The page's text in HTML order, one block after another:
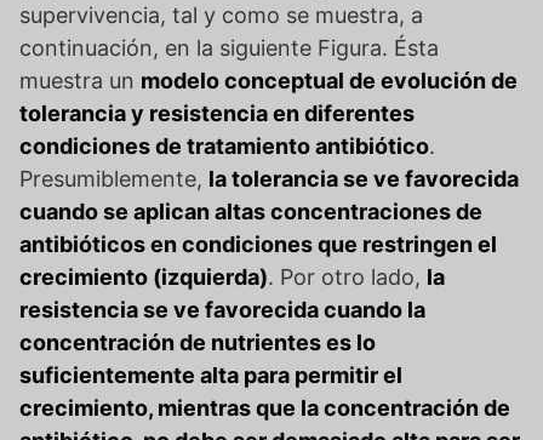
supervivencia, tal y como se muestra, a
continuación, en la siguiente Figura. Ésta
muestra un modelo conceptual de evolución de
tolerancia y resistencia en diferentes
condiciones de tratamiento antibiótico.
Presumiblemente, la tolerancia se ve favorecida
cuando se aplican altas concentraciones de
antibióticos en condiciones que restringen el
crecimiento (izquierda). Por otro lado, la
resistencia se ve favorecida cuando la
concentración de nutrientes es lo
suficientemente alta para permitir el
crecimiento, mientras que la concentración de